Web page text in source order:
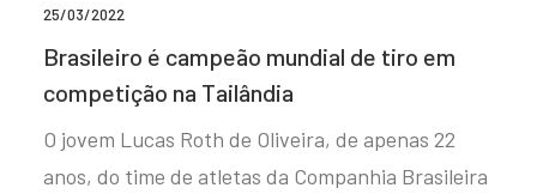
25/03/2022
Brasileiro é campeão mundial de tiro em
competição na Tailândia
O jovem Lucas Roth de Oliveira, de apenas 22
anos, do time de atletas da Companhia Brasileira